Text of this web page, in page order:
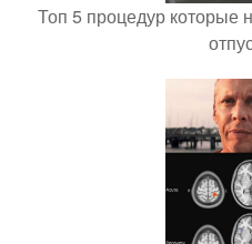
Топ 5 процедур которые